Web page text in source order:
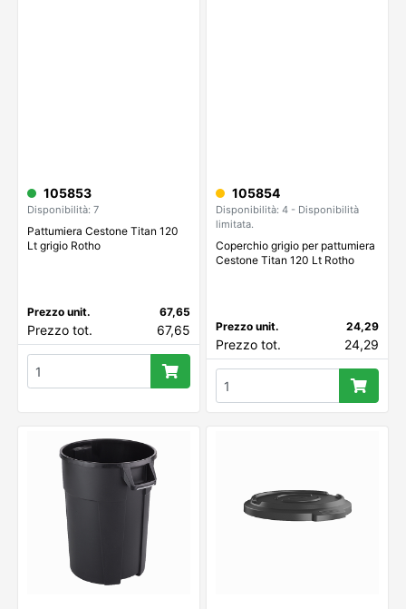
105853
Disponibilità: 7
Pattumiera Cestone Titan 120
Lt grigio Rotho
Prezzo unit. 67,65
Prezzo tot. 67,65
105854
Disponibilità: 4 - Disponibilità
limitata.
Coperchio grigio per pattumiera
Cestone Titan 120 Lt Rotho
Prezzo unit. 24,29
Prezzo tot. 24,29